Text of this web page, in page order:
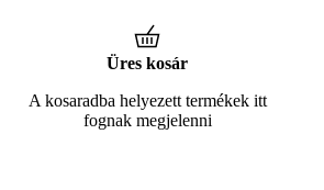
Üres kosár
A kosaradba helyezett termékek itt
fognak megjelenni